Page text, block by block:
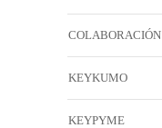
COLABORACIÓN
KEYKUMO
KEYPYME